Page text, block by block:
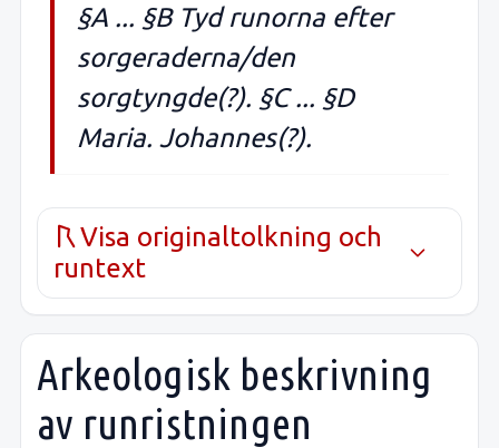
§A ... §B Tyd runorna efter
sorgeraderna/den
sorgtyngde(?). §C ... §D
Maria. Johannes(?).
Visa originaltolkning och
runtext
Arkeologisk beskrivning
av runristningen